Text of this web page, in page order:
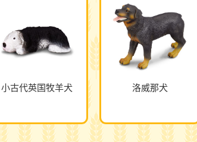
小古代英国牧羊犬 洛威那犬